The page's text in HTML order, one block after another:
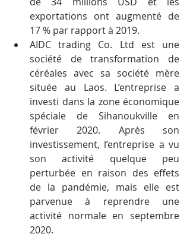
exportations ont augmenté de
17 % par rapport à 2019.
AIDC trading Co. Ltd est une
société de transformation de
céréales avec sa société mère
située au Laos. L’entreprise a
investi dans la zone économique
spéciale de Sihanoukville en
février 2020. Après son
investissement, l’entreprise a vu
son activité quelque peu
perturbée en raison des effets
de la pandémie, mais elle est
parvenue à reprendre une
activité normale en septembre
2020.